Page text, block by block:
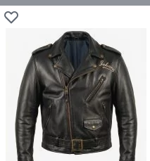
Zur Wunschliste hinzufügen